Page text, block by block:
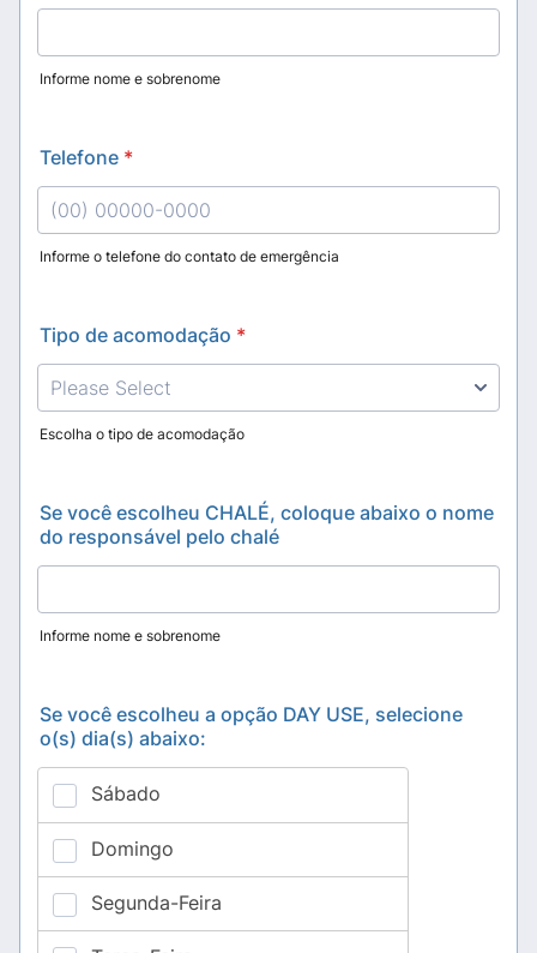
Informe nome e sobrenome
Telefone *
Informe o telefone do contato de emergência
Tipo de acomodação *
Escolha o tipo de acomodação
Se você escolheu CHALÉ, coloque abaixo o nome
do responsável pelo chalé
Informe nome e sobrenome
Se você escolheu a opção DAY USE, selecione
o(s) dia(s) abaixo: